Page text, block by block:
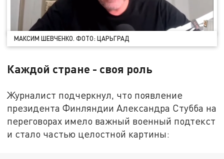
МАКСИМ ШЕВЧЕНКО. ФОТО: ЦАРЬГРАД
Каждой стране - своя роль
Журналист подчеркнул, что появление
президента Финляндии Александра Стубба на
переговорах имело важный военный подтекст
и стало частью целостной картины: